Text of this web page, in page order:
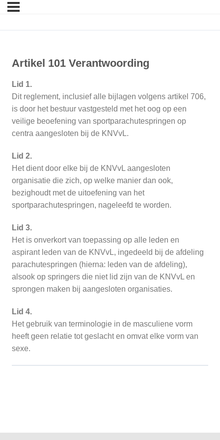
Artikel 101 Verantwoording
Lid 1.
Dit reglement, inclusief alle bijlagen volgens artikel 706,
is door het bestuur vastgesteld met het oog op een
veilige beoefening van sportparachutespringen op
centra aangesloten bij de KNVvL.
Lid 2.
Het dient door elke bij de KNVvL aangesloten
organisatie die zich, op welke manier dan ook,
bezighoudt met de uitoefening van het
sportparachutespringen, nageleefd te worden.
Lid 3.
Het is onverkort van toepassing op alle leden en
aspirant leden van de KNVvL, ingedeeld bij de afdeling
parachutespringen (hierna: leden van de afdeling),
alsook op springers die niet lid zijn van de KNVvL en
sprongen maken bij aangesloten organisaties.
Lid 4.
Het gebruik van terminologie in de masculiene vorm
heeft geen relatie tot geslacht en omvat elke vorm van
sexe.